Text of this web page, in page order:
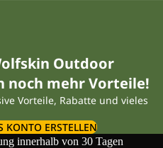
Outdoor
noch mehr Vorteile!
Vorteile, Rabatte und vieles
KONTO ERSTELLEN
innerhalb von 30 Tagen